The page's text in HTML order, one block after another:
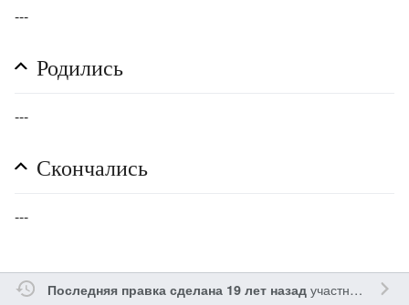
---
Родились
---
Скончались
---
Последняя правка сделана 19 лет назадучастником Gleb